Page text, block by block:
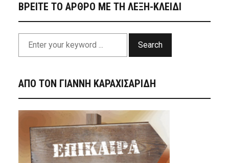
ΒΡΕΙΤΕ ΤΟ ΑΡΘΡΟ ΜΕ ΤΗ ΛΕΞΗ-ΚΛΕΙΔΙ
Search
ΑΠΟ ΤΟΝ ΓΙΑΝΝΗ ΚΑΡΑΧΙΣΑΡΙΔΗ